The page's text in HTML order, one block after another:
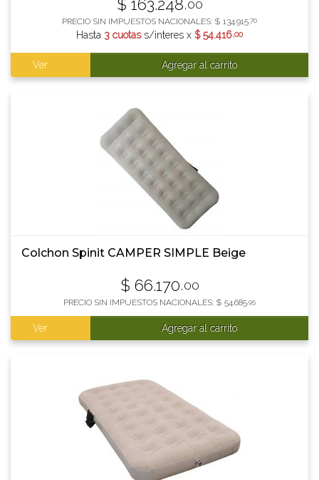
$ 163.248,00
PRECIO SIN IMPUESTOS NACIONALES: $ 134.915,70
Hasta 3 cuotass/interes x $ 54.416,00
Ver Agregar al carrito
Colchon Spinit CAMPER SIMPLE Beige
$ 66.170,00
PRECIO SIN IMPUESTOS NACIONALES: $ 54.685,95
Ver Agregar al carrito